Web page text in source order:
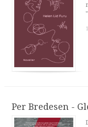
Per Bredesen -